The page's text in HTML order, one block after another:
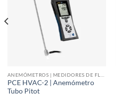
PCE HVAC-2 | Anemómetro
Tubo Pitot